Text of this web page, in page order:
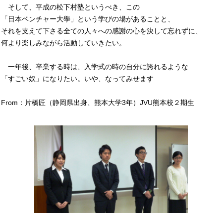
そして、平成の松下村塾というべき、この
「日本ベンチャー大學」という学びの場があることと、
それを支えて下さる全ての人々への感謝の心を決して忘れずに、
何より楽しみながら活動していきたい。
一年後、卒業する時は、入学式の時の自分に誇れるような
「すごい奴」になりたい。いや、なってみせます
From：片橋匠（静岡県出身、熊本大学3年）JVU熊本校２期生